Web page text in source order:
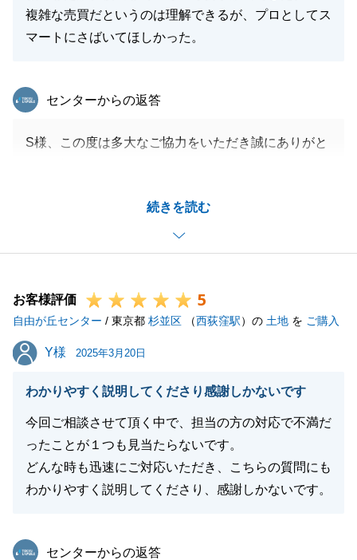
複雑な売買だというのは理解できるが、プロとしてス
マートにさばいてほしかった。
続きを読む
東急リバブル
センターからの返答
S様、この度は多大なご協力をいただき誠にありがと
今後も、不動産のことでお困り事ございましたら、い
つでもご相談くださいませ。
どうぞよろしくお願い申し上げます。
閉じる
お客様評価 5
自由が丘センター / 東京都 杉並区 （西荻窪駅）の 土地 を ご購入
Y様
Y様 2025年3月20日
わかりやすく説明してくださり感謝しかないです
今回ご相談させて頂く中で、担当の方の対応で不満だ
ったことが１つも見当たらないです。
どんな時も迅速にご対応いただき、こちらの質問にも
わかりやすく説明してくださり、感謝しかないです。
東急リバブル
センターからの返答